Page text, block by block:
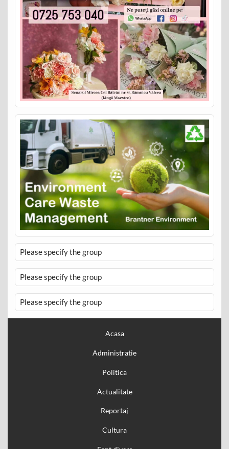
Please specify the group
Please specify the group
Please specify the group
Acasa
Administratie
Politica
Actualitate
Reportaj
Cultura